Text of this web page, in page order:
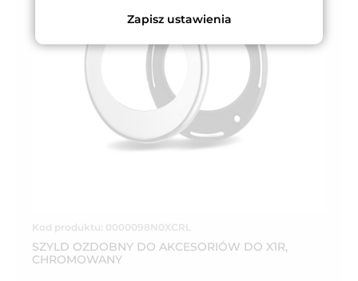
Kod produktu: 0000098N0XCRL
SZYLD OZDOBNY DO AKCESORIÓW DO X1R,
CHROMOWANY
Zapisz ustawienia